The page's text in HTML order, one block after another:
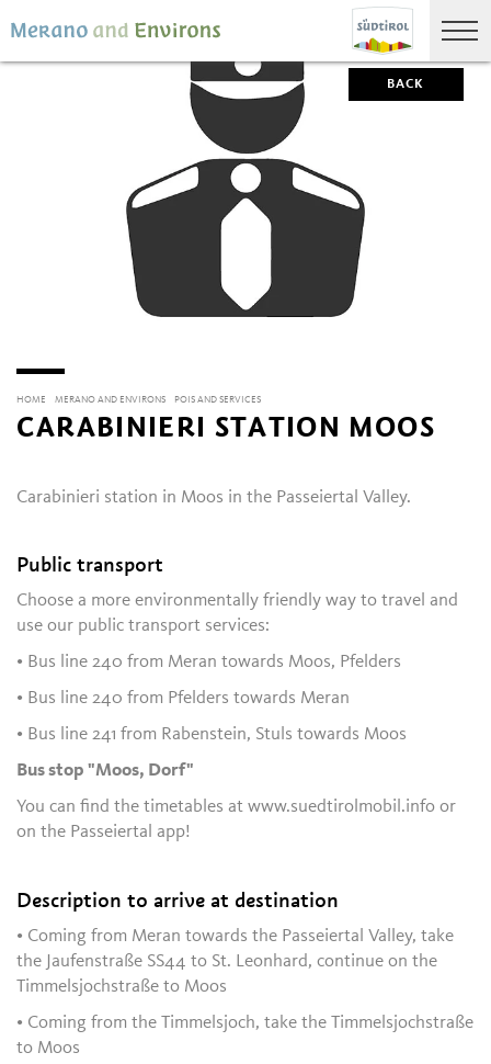
BACK
HOME MERANO AND ENVIRONS POIS AND SERVICES
CARABINIERI STATION MOOS
Carabinieri station in Moos in the Passeiertal Valley.
Public transport
Choose a more environmentally friendly way to travel and
use our public transport services:
• Bus line 240 from Meran towards Moos, Pfelders
• Bus line 240 from Pfelders towards Meran
• Bus line 241 from Rabenstein, Stuls towards Moos
Bus stop "Moos, Dorf"
You can find the timetables at www.suedtirolmobil.info or
on the Passeiertal app!
Description to arrive at destination
• Coming from Meran towards the Passeiertal Valley, take
the Jaufenstraße SS44 to St. Leonhard, continue on the
Timmelsjochstraße to Moos
• Coming from the Timmelsjoch, take the Timmelsjochstraße
to Moos